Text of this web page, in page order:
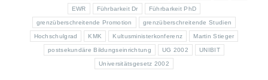
EWR Führbarkeit Dr Führbarkeit PhD
grenzüberschreitende Promotion grenzüberschreitende Studien
Hochschulgrad KMK Kultusministerkonferenz Martin Stieger
postsekundäre Bildungseinrichtung UG 2002 UNIBIT
Universitätsgesetz 2002